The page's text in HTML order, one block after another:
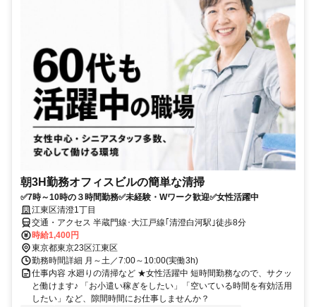
朝3H勤務オフィスビルの簡単な清掃
✅7時～10時の３時間勤務✅未経験・Wワーク歓迎✅女性活躍中
江東区清澄1丁目
交通・アクセス 半蔵門線･大江戸線｢清澄白河駅｣徒歩8分
時給1,400円
東京都東京23区江東区
勤務時間詳細 月～土／7:00～10:00(実働3h)
仕事内容 水廻りの清掃など ★女性活躍中 短時間勤務なので、サクッ
と働けます♪ 「お小遣い稼ぎをしたい」「空いている時間を有効活用
したい」など、隙間時間にお仕事しませんか？